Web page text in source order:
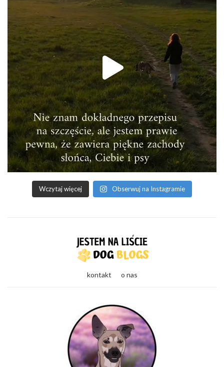
Wczytaj więcej Obserwuj na Instagramie
kontakt o nas